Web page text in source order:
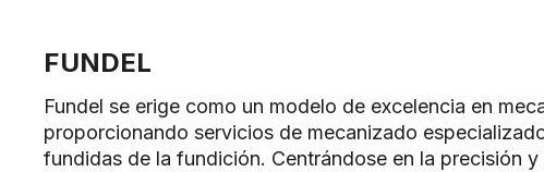
FUNDEL
Fundel se erige como un modelo de excelencia en
proporcionando servicios de mecanizado
fundidas de la fundición. Centrándose en la precisión